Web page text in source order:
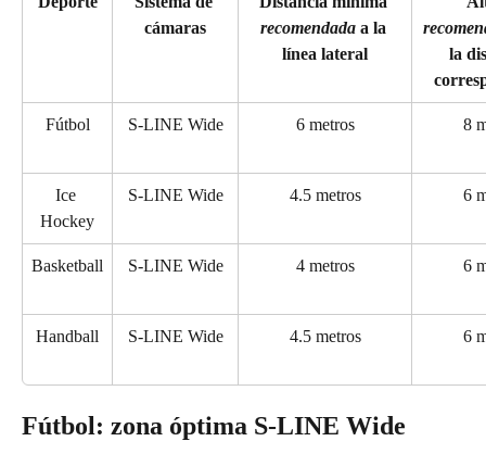
cámaras
recomendada a la
línea lateral
la
Fútbol S-LINE Wide 6 metros 8
Ice
Hockey
S-LINE Wide 4.5 metros 6
Basketball S-LINE Wide 4 metros 6
Handball S-LINE Wide 4.5 metros 6
Fútbol: zona óptima S-LINE Wide